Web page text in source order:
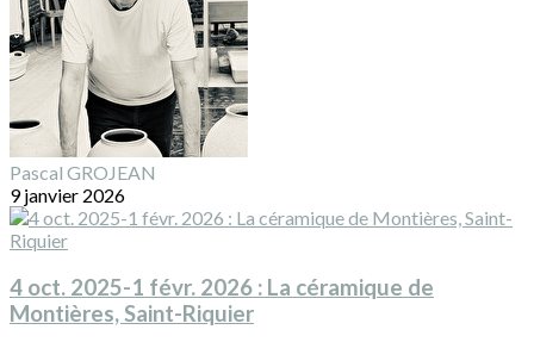
Pascal GROJEAN
9 janvier 2026
4 oct. 2025-1 févr. 2026 : La céramique de
Montières, Saint-Riquier